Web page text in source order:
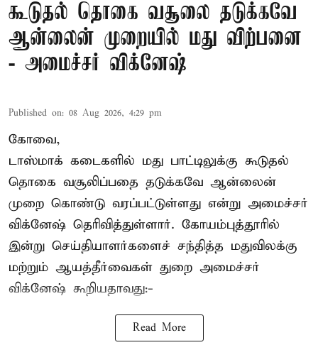
கூடுதல் தொகை வசூலை தடுக்கவே
ஆன்லைன் முறையில் மது விற்பனை
- அமைச்சர் விக்னேஷ்
Published on: 08 Aug 2026, 4:29 pm
கோவை,
டாஸ்மாக் கடைகளில் மது பாட்டிலுக்கு கூடுதல்
தொகை வசூலிப்பதை தடுக்கவே ஆன்லைன்
முறை கொண்டு வரப்பட்டுள்ளது என்று அமைச்சர்
விக்னேஷ் தெரிவித்துள்ளார். கோயம்புத்தூரில்
இன்று செய்தியாளர்களைச் சந்தித்த மதுவிலக்கு
மற்றும் ஆயத்தீர்வைகள் துறை அமைச்சர்
விக்னேஷ் கூறியதாவது:-
Read More